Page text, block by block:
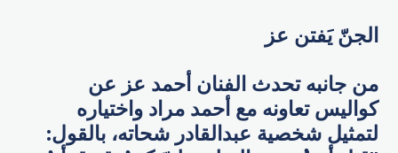
الجنّ يَفتن عز
من جانبه تحدث الفنان أحمد عز عن
كواليس تعاونه مع أحمد مراد واختياره
لتمثيل شخصية عبدالقادر شحاته، بالقول: